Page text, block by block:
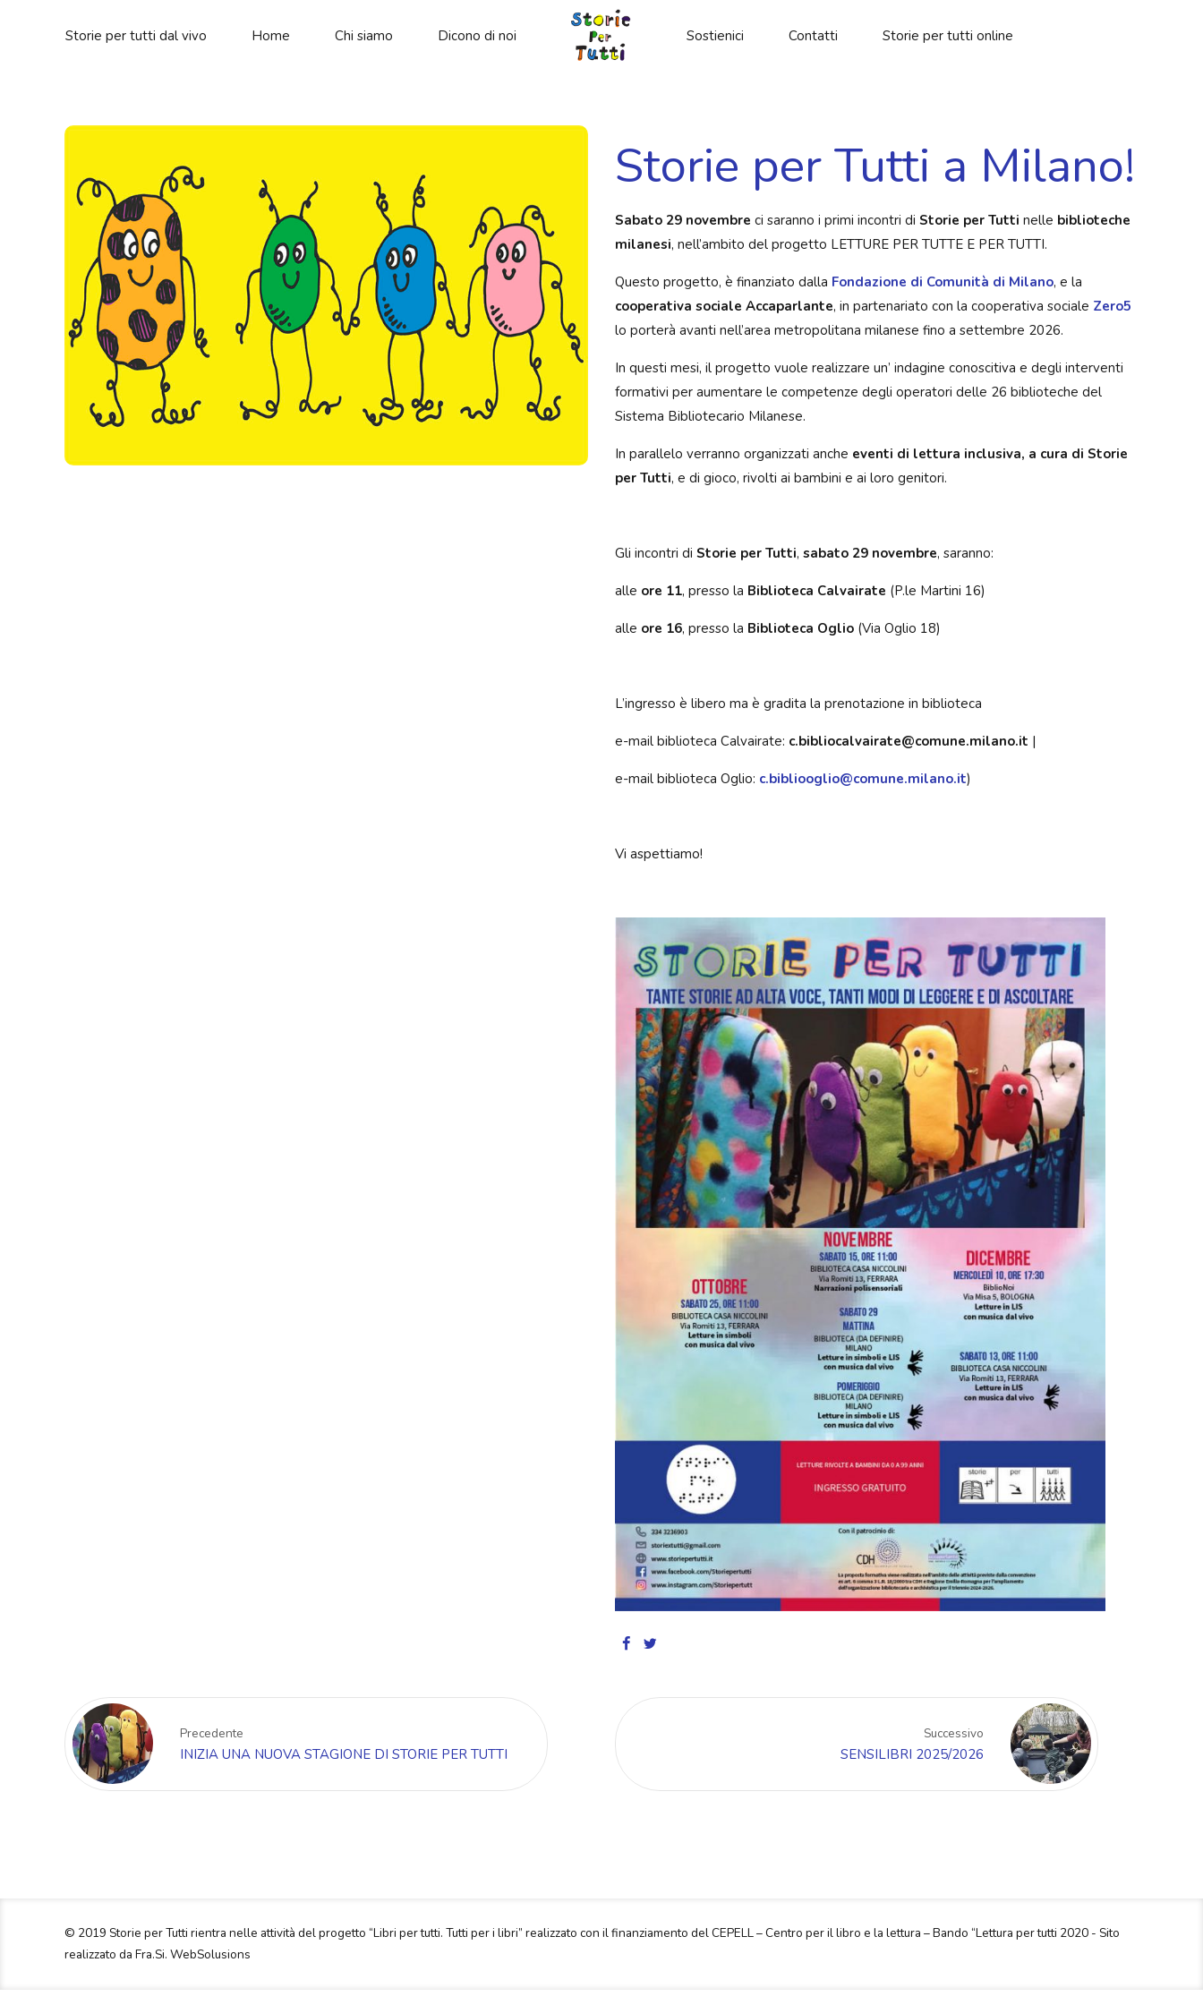
Storie per tutti dal vivo Home Chi siamo Dicono di noi Sostienici Contatti Storie per tutti online
Storie per Tutti a Milano!
Sabato 29 novembre ci saranno i primi incontri di Storie per Tutti nelle biblioteche
milanesi, nell’ambito del progetto LETTURE PER TUTTE E PER TUTTI.
Questo progetto, è finanziato dalla Fondazione di Comunità di Milano, e la
cooperativa sociale Accaparlante, in partenariato con la cooperativa sociale Zero5
lo porterà avanti nell’area metropolitana milanese fino a settembre 2026.
In questi mesi, il progetto vuole realizzare un’ indagine conoscitiva e degli interventi
formativi per aumentare le competenze degli operatori delle 26 biblioteche del
Sistema Bibliotecario Milanese.
In parallelo verranno organizzati anche eventi di lettura inclusiva, a cura di Storie
per Tutti, e di gioco, rivolti ai bambini e ai loro genitori.
Gli incontri di Storie per Tutti, sabato 29 novembre, saranno:
alle ore 11, presso la Biblioteca Calvairate (P.le Martini 16)
alle ore 16, presso la Biblioteca Oglio (Via Oglio 18)
L’ingresso è libero ma è gradita la prenotazione in biblioteca
e-mail biblioteca Calvairate: c.bibliocalvairate@comune.milano.it |
e-mail biblioteca Oglio: c.bibliooglio@comune.milano.it)
Vi aspettiamo!
Precedente
INIZIA UNA NUOVA STAGIONE DI STORIE PER TUTTI
Successivo
SENSILIBRI 2025/2026
© 2019 Storie per Tutti rientra nelle attività del progetto “Libri per tutti. Tutti per i libri” realizzato con il finanziamento del CEPELL – Centro per il libro e la lettura – Bando “Lettura per tutti 2020 - Sito
realizzato da Fra.Si. WebSolusions